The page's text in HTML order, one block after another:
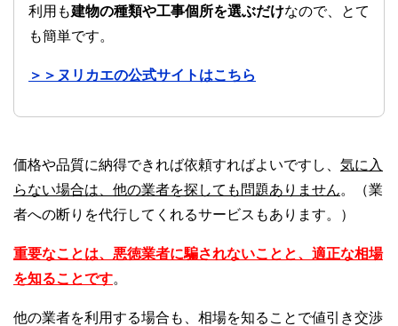
利用も建物の種類や工事個所を選ぶだけなので、とて
も簡単です。
＞＞ヌリカエの公式サイトはこちら
価格や品質に納得できれば依頼すればよいですし、 気に入
らない場合は、他の業者を探しても問題ありません。（業
者への断りを代行してくれるサービスもあります。）
重要なことは、悪徳業者に騙されないことと、適正な相場
を知ることです。
他の業者を利用する場合も、相場を知ることで値引き交渉